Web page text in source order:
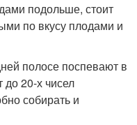
подольше, стоит
по вкусу плодами и
полосе поспевают в
до 20-х чисел
собирать и